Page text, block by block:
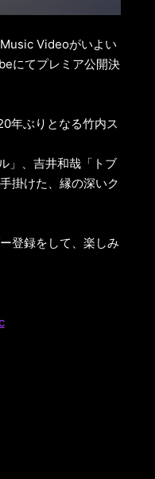
Videoがいよい
にてプレミア公開決
年ぶりとなる竹内ス
」、吉井和哉「トブ
掛けた、縁の深いク
登録をして、楽しみ